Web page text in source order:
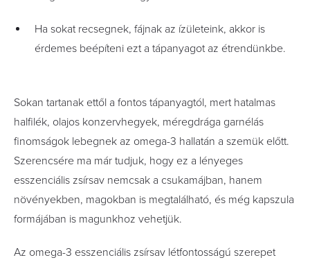
Ha sokat recsegnek, fájnak az ízületeink, akkor is
érdemes beépíteni ezt a tápanyagot az étrendünkbe.
Sokan tartanak ettől a fontos tápanyagtól, mert hatalmas
halfilék, olajos konzervhegyek, méregdrága garnélás
finomságok lebegnek az omega-3 hallatán a szemük előtt.
Szerencsére ma már tudjuk, hogy ez a lényeges
esszenciális zsírsav nemcsak a csukamájban, hanem
növényekben, magokban is megtalálható, és még kapszula
formájában is magunkhoz vehetjük.
Az omega-3 esszenciális zsírsav létfontosságú szerepet